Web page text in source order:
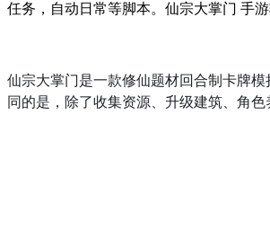
任务，自动日常等脚本。仙宗大掌门 手
仙宗大掌门是一款修仙题材回合制卡牌模
同的是，除了收集资源、升级建筑、角